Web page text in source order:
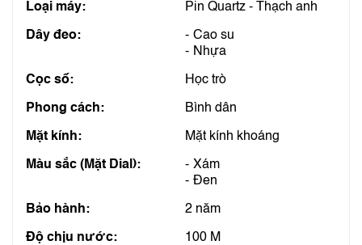
Loại máy: Pin Quartz - Thạch anh
Dây đeo:
Cao su
Nhựa
Cọc số: Học trò
Phong cách: Bình dân
Mặt kính: Mặt kính khoáng
Màu sắc (Mặt Dial):
Xám
Đen
Bảo hành: 2 năm
Độ chịu nước: 100 M